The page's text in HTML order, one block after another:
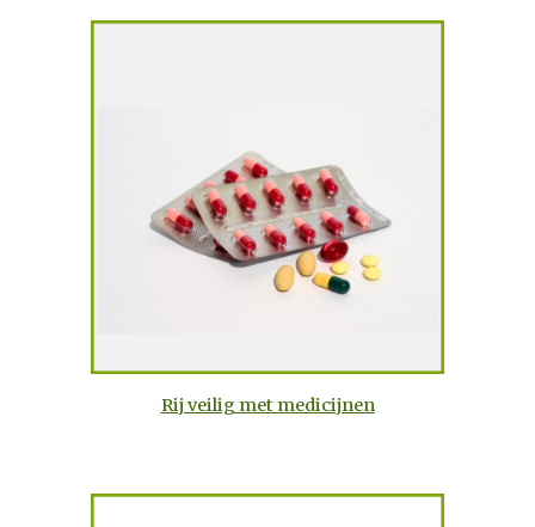
Rij veilig met medicijnen